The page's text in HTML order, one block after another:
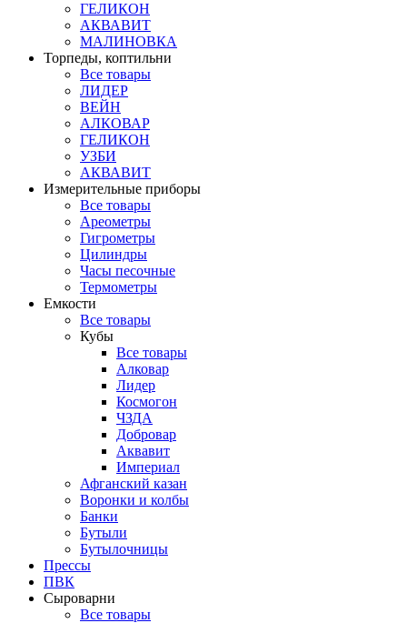
ГЕЛИКОН
АКВАВИТ
МАЛИНОВКА
Торпеды, коптильни
Все товары
ЛИДЕР
ВЕЙН
АЛКОВАР
ГЕЛИКОН
УЗБИ
АКВАВИТ
Измерительные приборы
Все товары
Ареометры
Гигрометры
Цилиндры
Часы песочные
Термометры
Емкости
Все товары
Кубы
Все товары
Алковар
Лидер
Космогон
ЧЗДА
Добровар
Аквавит
Империал
Афганский казан
Воронки и колбы
Банки
Бутыли
Бутылочницы
Прессы
ПВК
Сыроварни
Все товары